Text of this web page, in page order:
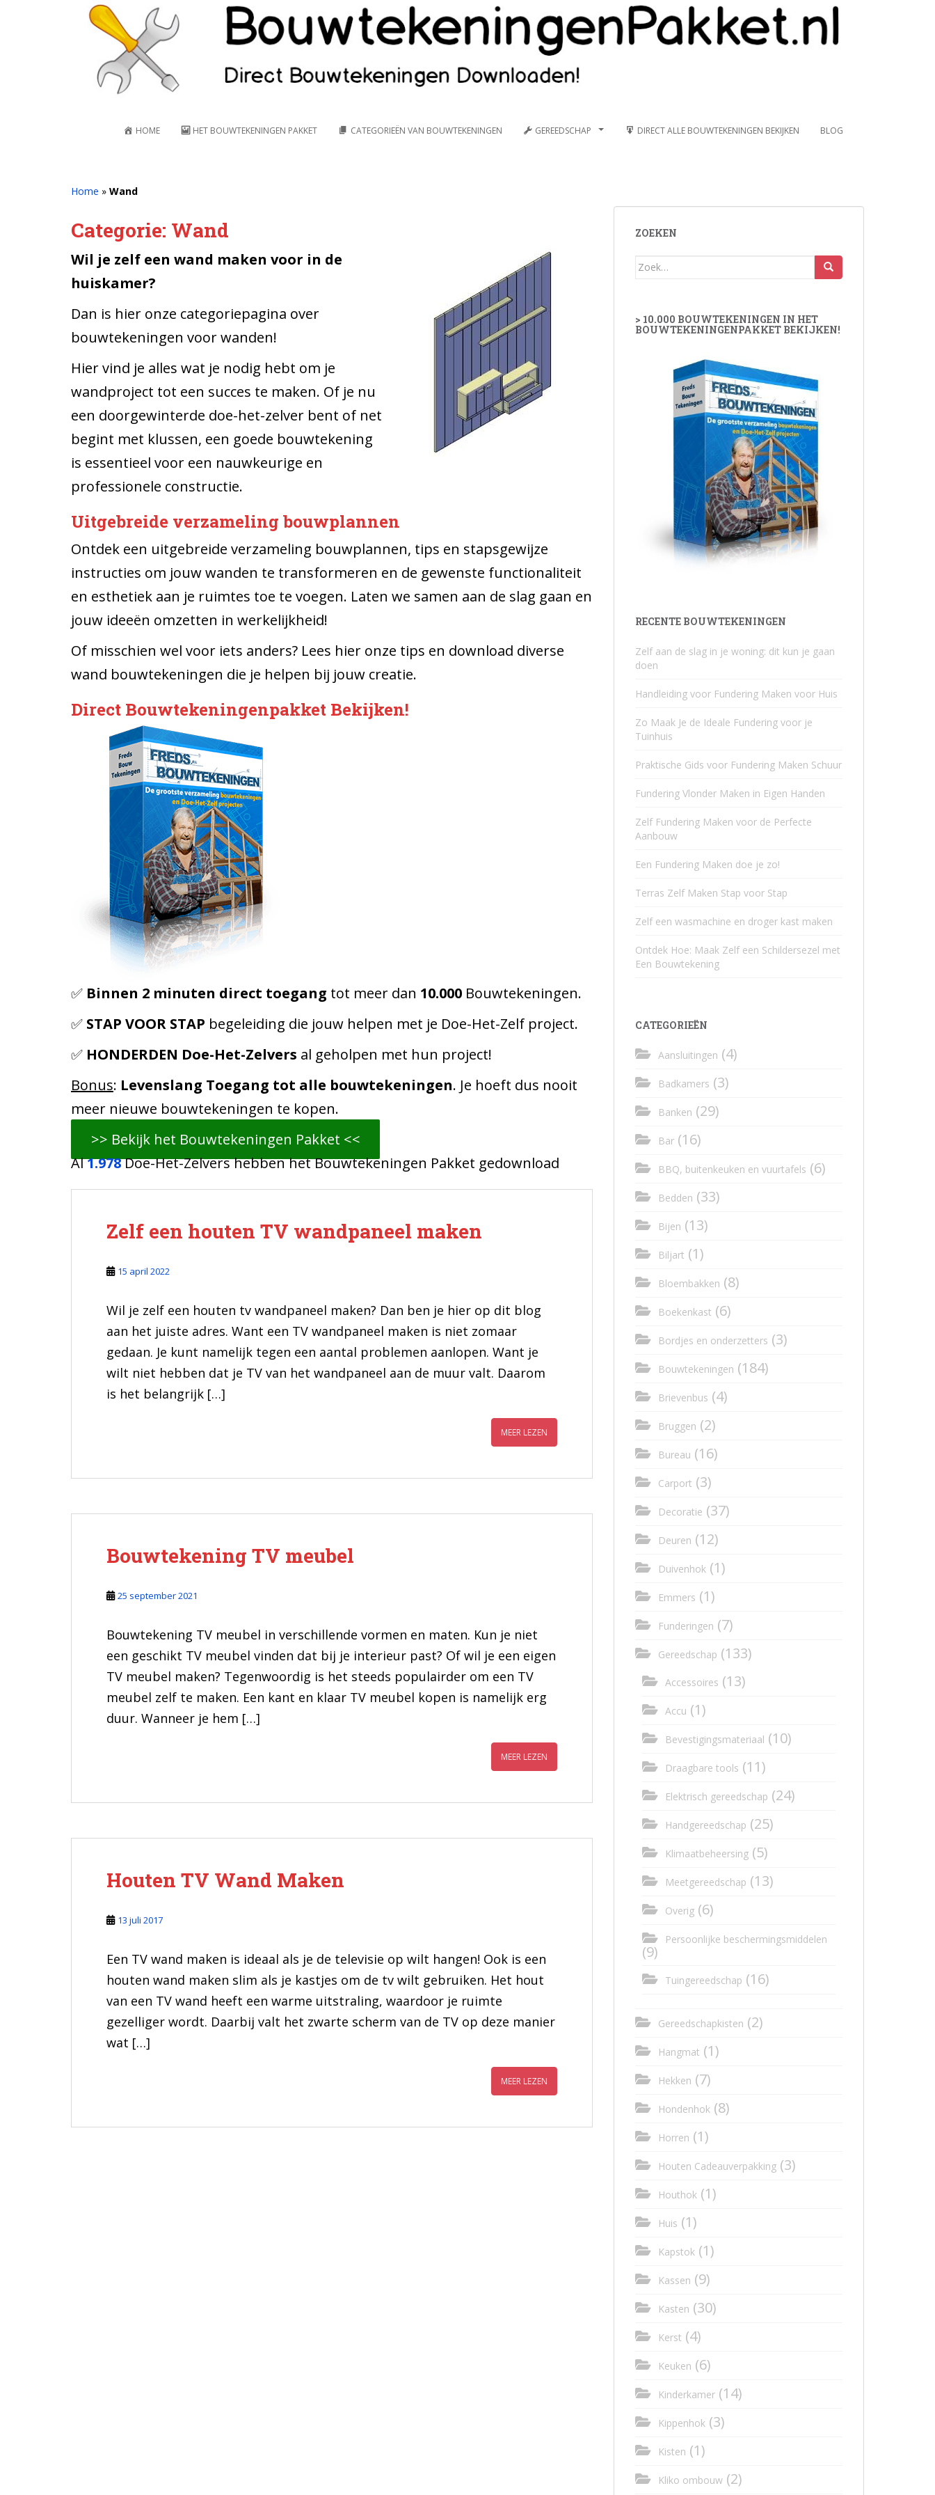
HOME HET BOUWTEKENINGEN PAKKET CATEGORIEËN VAN BOUWTEKENINGEN GEREEDSCHAP DIRECT ALLE BOUWTEKENINGEN BEKIJKEN BLOG
Home » Wand
Categorie: Wand
Wil je zelf een wand maken voor in de
huiskamer?
Dan is hier onze categoriepagina over
bouwtekeningen voor wanden!
Hier vind je alles wat je nodig hebt om je
wandproject tot een succes te maken. Of je nu
een doorgewinterde doe-het-zelver bent of net
begint met klussen, een goede bouwtekening
is essentieel voor een nauwkeurige en
professionele constructie.
Uitgebreide verzameling bouwplannen
Ontdek een uitgebreide verzameling bouwplannen, tips en stapsgewijze
instructies om jouw wanden te transformeren en de gewenste functionaliteit
en esthetiek aan je ruimtes toe te voegen. Laten we samen aan de slag gaan en
jouw ideeën omzetten in werkelijkheid!
Of misschien wel voor iets anders? Lees hier onze tips en download diverse
wand bouwtekeningen die je helpen bij jouw creatie.
Direct Bouwtekeningenpakket Bekijken!
✅ Binnen 2 minuten direct toegang tot meer dan 10.000 Bouwtekeningen.
✅ STAP VOOR STAP begeleiding die jouw helpen met je Doe-Het-Zelf project.
✅ HONDERDEN Doe-Het-Zelvers al geholpen met hun project!
Bonus: Levenslang Toegang tot alle bouwtekeningen. Je hoeft dus nooit
meer nieuwe bouwtekeningen te kopen.
>> Bekijk het Bouwtekeningen Pakket <<
Al1.978Doe-Het-Zelvers hebben het Bouwtekeningen Pakket gedownload
Zelf een houten TV wandpaneel maken
15 april 2022
Wil je zelf een houten tv wandpaneel maken? Dan ben je hier op dit blog
aan het juiste adres. Want een TV wandpaneel maken is niet zomaar
gedaan. Je kunt namelijk tegen een aantal problemen aanlopen. Want je
wilt niet hebben dat je TV van het wandpaneel aan de muur valt. Daarom
is het belangrijk […]
MEER LEZEN
Bouwtekening TV meubel
25 september 2021
Bouwtekening TV meubel in verschillende vormen en maten. Kun je niet
een geschikt TV meubel vinden dat bij je interieur past? Of wil je een eigen
TV meubel maken? Tegenwoordig is het steeds populairder om een TV
meubel zelf te maken. Een kant en klaar TV meubel kopen is namelijk erg
duur. Wanneer je hem […]
MEER LEZEN
Houten TV Wand Maken
13 juli 2017
Een TV wand maken is ideaal als je de televisie op wilt hangen! Ook is een
houten wand maken slim als je kastjes om de tv wilt gebruiken. Het hout
van een TV wand heeft een warme uitstraling, waardoor je ruimte
gezelliger wordt. Daarbij valt het zwarte scherm van de TV op deze manier
wat […]
MEER LEZEN
ZOEKEN
Zoek
> 10.000 BOUWTEKENINGEN IN HET
BOUWTEKENINGENPAKKET BEKIJKEN!
RECENTE BOUWTEKENINGEN
Zelf aan de slag in je woning: dit kun je gaan
doen
Handleiding voor Fundering Maken voor Huis
Zo Maak Je de Ideale Fundering voor je
Tuinhuis
Praktische Gids voor Fundering Maken Schuur
Fundering Vlonder Maken in Eigen Handen
Zelf Fundering Maken voor de Perfecte
Aanbouw
Een Fundering Maken doe je zo!
Terras Zelf Maken Stap voor Stap
Zelf een wasmachine en droger kast maken
Ontdek Hoe: Maak Zelf een Schildersezel met
Een Bouwtekening
CATEGORIEËN
Aansluitingen (4)
Badkamers (3)
Banken (29)
Bar (16)
BBQ, buitenkeuken en vuurtafels (6)
Bedden (33)
Bijen (13)
Biljart (1)
Bloembakken (8)
Boekenkast (6)
Bordjes en onderzetters (3)
Bouwtekeningen (184)
Brievenbus (4)
Bruggen (2)
Bureau (16)
Carport (3)
Decoratie (37)
Deuren (12)
Duivenhok (1)
Emmers (1)
Funderingen (7)
Gereedschap (133)
Accessoires (13)
Accu (1)
Bevestigingsmateriaal (10)
Draagbare tools (11)
Elektrisch gereedschap (24)
Handgereedschap (25)
Klimaatbeheersing (5)
Meetgereedschap (13)
Overig (6)
Persoonlijke beschermingsmiddelen
(9)
Tuingereedschap (16)
Gereedschapkisten (2)
Hangmat (1)
Hekken (7)
Hondenhok (8)
Horren (1)
Houten Cadeauverpakking (3)
Houthok (1)
Huis (1)
Kapstok (1)
Kassen (9)
Kasten (30)
Kerst (4)
Keuken (6)
Kinderkamer (14)
Kippenhok (3)
Kisten (1)
Kliko ombouw (2)